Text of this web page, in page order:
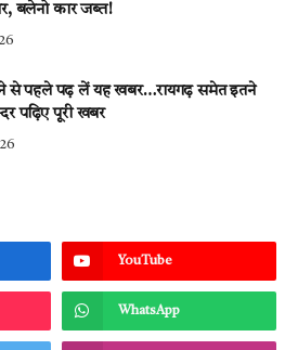
बलेनो कार जब्त!
से पहले पढ़ लें यह खबर…रायगढ़ समेत इतने
पढ़िए पूरी खबर
YouTube
WhatsApp